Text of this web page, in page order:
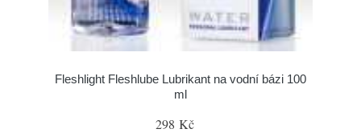
Fleshlight Fleshlube Lubrikant na vodní bázi 100
ml
298 Kč